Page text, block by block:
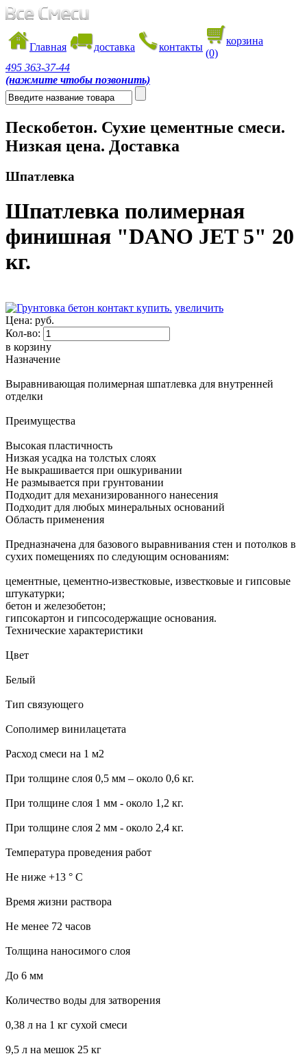
Главная доставка контакты
корзина
(0)
495 363-37-44
(нажмите чтобы позвонить)
Пескобетон. Сухие цементные смеси.
Низкая цена. Доставка
Шпатлевка
Шпатлевка полимерная
финишная "DANO JET 5" 20
кг.
увеличить
Цена: руб.
Кол-во:
в корзину
Назначение
Выравнивающая полимерная шпатлевка для внутренней
отделки
Преимущества
Высокая пластичность
Низкая усадка на толстых слоях
Не выкрашивается при ошкуривании
Не размывается при грунтовании
Подходит для механизированного нанесения
Подходит для любых минеральных оснований
Область применения
Предназначена для базового выравнивания стен и потолков в
сухих помещениях по следующим основаниям:
цементные, цементно-известковые, известковые и гипсовые
штукатурки;
бетон и железобетон;
гипсокартон и гипсосодержащие основания.
Технические характеристики
Цвет
Белый
Тип связующего
Сополимер винилацетата
Расход смеси на 1 м2
При толщине слоя 0,5 мм – около 0,6 кг.
При толщине слоя 1 мм - около 1,2 кг.
При толщине слоя 2 мм - около 2,4 кг.
Температура проведения работ
Не ниже +13 ° С
Время жизни раствора
Не менее 72 часов
Толщина наносимого слоя
До 6 мм
Количество воды для затворения
0,38 л на 1 кг сухой смеси
9,5 л на мешок 25 кг